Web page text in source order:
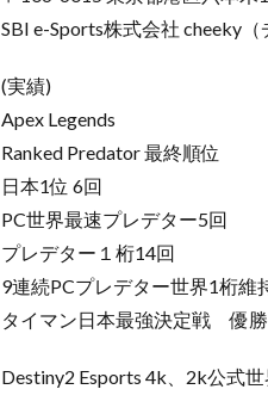
SBI e-Sports株式会社 cheeky
(実績)
Apex Legends
Ranked Predator 最終順位
日本1位 6回
PC世界最速プレデター5回
プレデター１桁14回
9連続PCプレデター世界1桁維
タイマン日本最強決定戦 優勝
Destiny2 Esports 4k、2k公式